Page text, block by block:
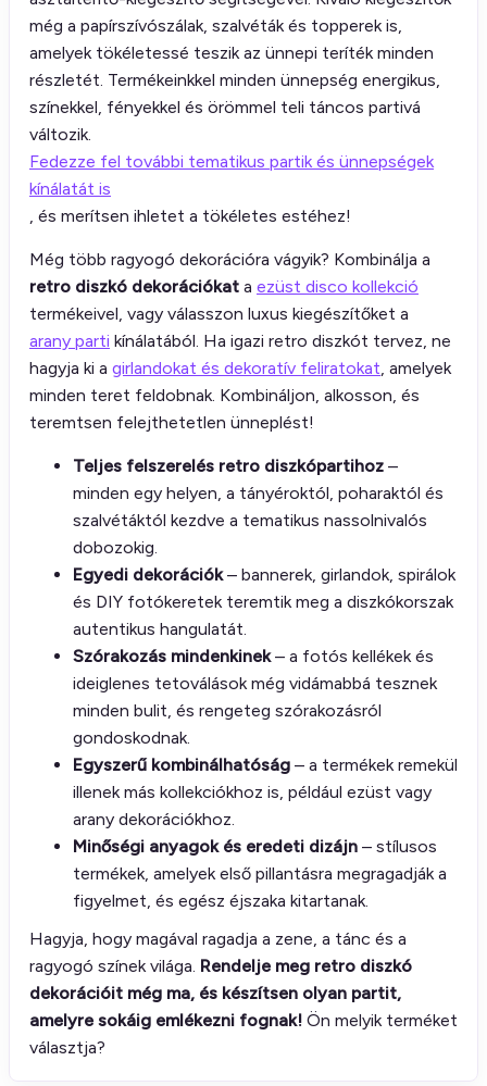
még a papírszívószálak, szalvéták és topperek is,
amelyek tökéletessé teszik az ünnepi teríték minden
részletét. Termékeinkkel minden ünnepség energikus,
színekkel, fényekkel és örömmel teli táncos partivá
változik.
Fedezze fel további tematikus partik és ünnepségek
kínálatát is
, és merítsen ihletet a tökéletes estéhez!
Még több ragyogó dekorációra vágyik? Kombinálja a
retro diszkó dekorációkat a ezüst disco kollekció
termékeivel, vagy válasszon luxus kiegészítőket a
arany parti kínálatából. Ha igazi retro diszkót tervez, ne
hagyja ki a girlandokat és dekoratív feliratokat, amelyek
minden teret feldobnak. Kombináljon, alkosson, és
teremtsen felejthetetlen ünneplést!
Teljes felszerelés retro diszkópartihoz –
minden egy helyen, a tányéroktól, poharaktól és
szalvétáktól kezdve a tematikus nassolnivalós
dobozokig.
Egyedi dekorációk– bannerek, girlandok, spirálok
és DIY fotókeretek teremtik meg a diszkókorszak
autentikus hangulatát.
Szórakozás mindenkinek– a fotós kellékek és
ideiglenes tetoválások még vidámabbá tesznek
minden bulit, és rengeteg szórakozásról
gondoskodnak.
Egyszerű kombinálhatóság – a termékek remekül
illenek más kollekciókhoz is, például ezüst vagy
arany dekorációkhoz.
Minőségi anyagok és eredeti dizájn – stílusos
termékek, amelyek első pillantásra megragadják a
figyelmet, és egész éjszaka kitartanak.
Hagyja, hogy magával ragadja a zene, a tánc és a
ragyogó színek világa. Rendelje meg retro diszkó
dekorációit még ma, és készítsen olyan partit,
amelyre sokáig emlékezni fognak! Ön melyik terméket
választja?